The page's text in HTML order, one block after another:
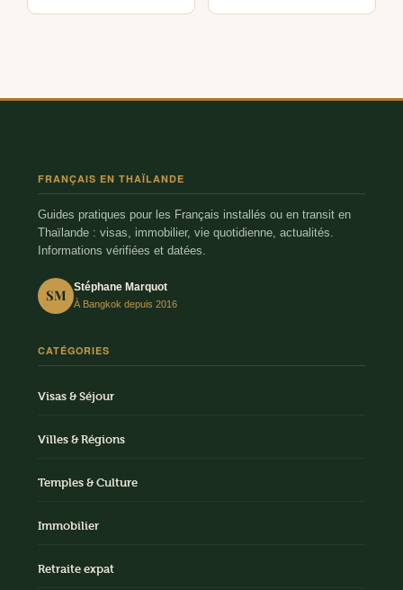
FRANÇAIS EN THAÏLANDE
Guides pratiques pour les Français installés ou en transit en
Thaïlande : visas, immobilier, vie quotidienne, actualités.
Informations vérifiées et datées.
SM Stéphane Marquot
À Bangkok depuis 2016
CATÉGORIES
Visas & Séjour
Villes & Régions
Temples & Culture
Immobilier
Retraite expat